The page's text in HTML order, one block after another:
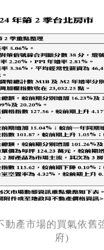
動產市場的買氣依舊
府)